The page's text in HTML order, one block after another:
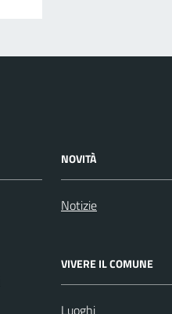
NOVITÀ
Notizie
VIVERE IL COMUNE
Luoghi